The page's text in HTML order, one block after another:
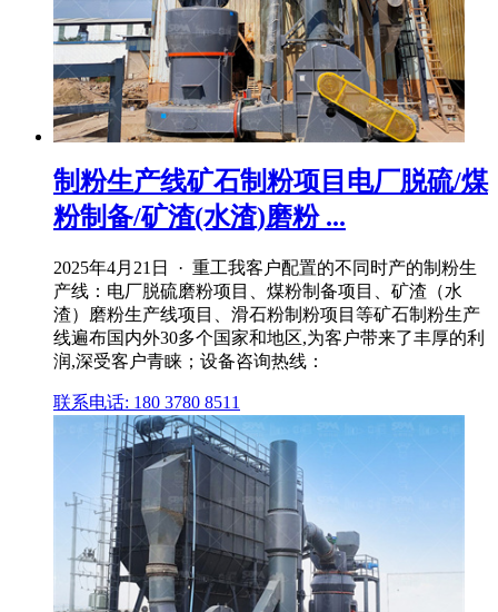
制粉生产线矿石制粉项目电厂脱硫/煤
粉制备/矿渣(水渣)磨粉 ...
2025年4月21日 · 重工我客户配置的不同时产的制粉生
产线：电厂脱硫磨粉项目、煤粉制备项目、矿渣（水
渣）磨粉生产线项目、滑石粉制粉项目等矿石制粉生产
线遍布国内外30多个国家和地区,为客户带来了丰厚的利
润,深受客户青睐；设备咨询热线：
联系电话: 180 3780 8511